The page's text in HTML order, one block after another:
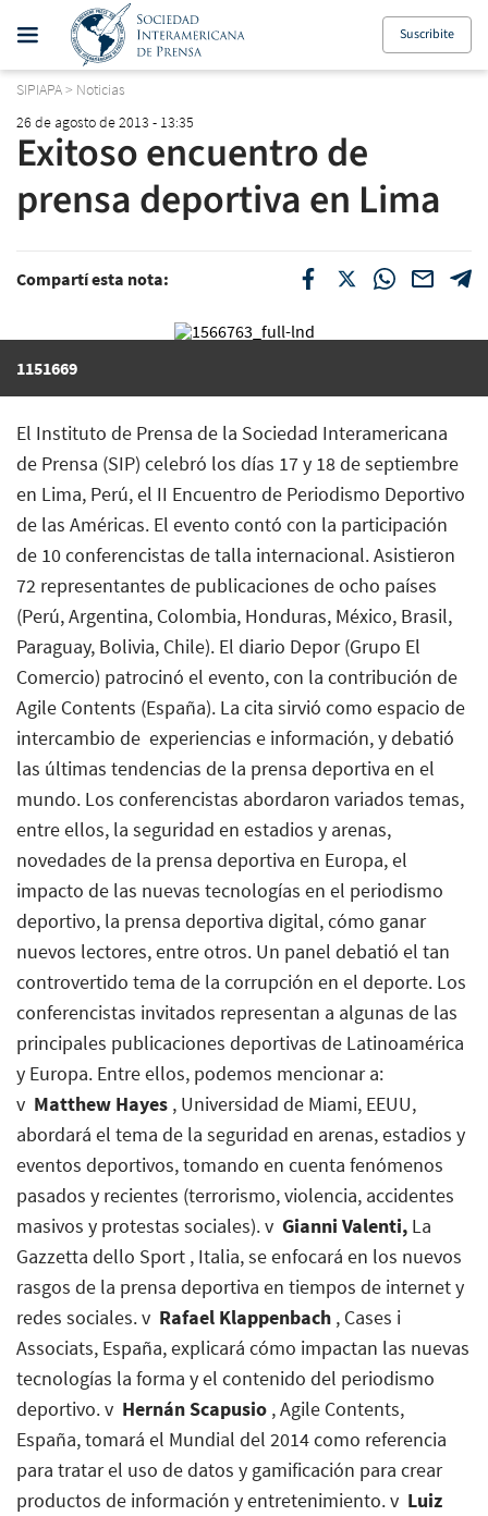
Suscribite
SIPIAPA> Noticias
26 de agosto de 2013 - 13:35
Exitoso encuentro de
prensa deportiva en Lima
Compartí esta nota:
1151669
El Instituto de Prensa de la Sociedad Interamericana
de Prensa (SIP) celebró los días 17 y 18 de septiembre
en Lima, Perú, el II Encuentro de Periodismo Deportivo
de las Américas. El evento contó con la participación
de 10 conferencistas de talla internacional. Asistieron
72 representantes de publicaciones de ocho países
(Perú, Argentina, Colombia, Honduras, México, Brasil,
Paraguay, Bolivia, Chile). El diario Depor(Grupo El
Comercio) patrocinó el evento, con la contribución de
Agile Contents (España). La cita sirvió como espacio de
intercambio de experiencias e información, y debatió
las últimas tendencias de la prensa deportiva en el
mundo. Los conferencistas abordaron variados temas,
entre ellos, la seguridad en estadios y arenas,
novedades de la prensa deportiva en Europa, el
impacto de las nuevas tecnologías en el periodismo
deportivo, la prensa deportiva digital, cómo ganar
nuevos lectores, entre otros. Un panel debatió el tan
controvertido tema de la corrupción en el deporte. Los
conferencistas invitados representan a algunas de las
principales publicaciones deportivas de Latinoamérica
y Europa. Entre ellos, podemos mencionar a:
v Matthew Hayes , Universidad de Miami, EEUU,
abordará el tema de la seguridad en arenas, estadios y
eventos deportivos, tomando en cuenta fenómenos
pasados y recientes (terrorismo, violencia, accidentes
masivos y protestas sociales). v Gianni Valenti, La
Gazzetta dello Sport , Italia, se enfocará en los nuevos
rasgos de la prensa deportiva en tiempos de internet y
redes sociales. v Rafael Klappenbach , Cases i
Associats, España, explicará cómo impactan las nuevas
tecnologías la forma y el contenido del periodismo
deportivo. v Hernán Scapusio , Agile Contents,
España, tomará el Mundial del 2014 como referencia
para tratar el uso de datos y gamificación para crear
productos de información y entretenimiento. v Luiz